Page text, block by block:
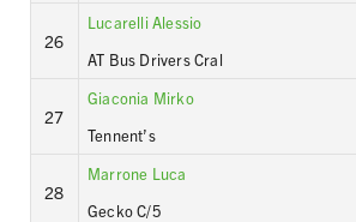
26
Lucarelli Alessio
AT Bus Drivers Cral
27
Giaconia Mirko
Tennent’s
28
Marrone Luca
Gecko C/5